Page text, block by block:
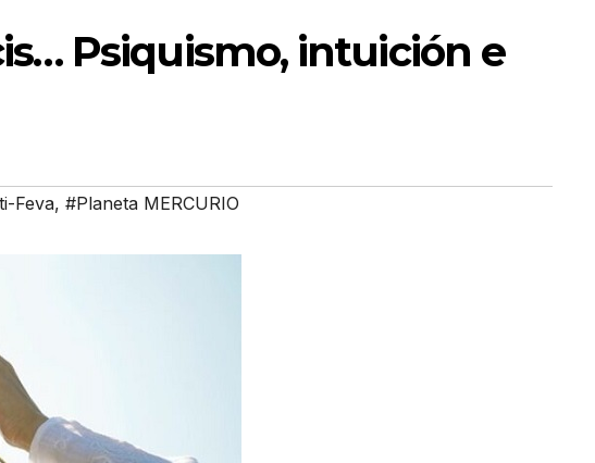
Psiquismo, intuición e
Feva, #Planeta MERCURIO